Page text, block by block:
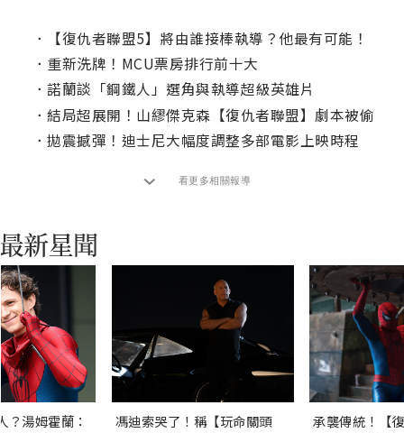
．
【復仇者聯盟5】將由誰接棒執導？他最有可能！
． 重新洗牌！MCU票房排行前十大
． 諾蘭談「鋼鐵人」選角與執導超級英雄片
． 結局超展開！山繆傑克森【復仇者聯盟】劇本被偷
． 拋震撼彈！迪士尼大幅度調整多部電影上映時程
看更多相關報導
？湯姆霍蘭：
馮迪索哭了！稱【玩命關頭
承襲傳統！【